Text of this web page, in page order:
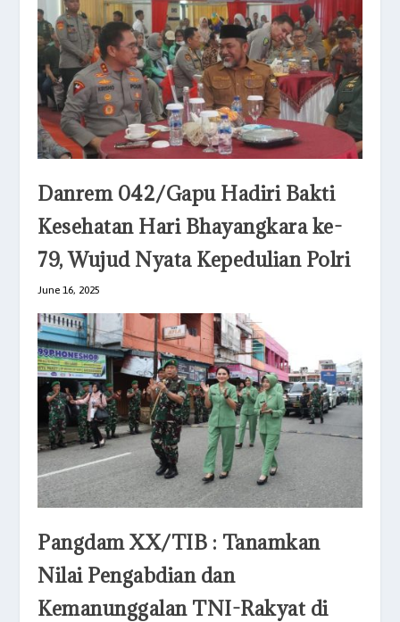
Danrem 042/Gapu Hadiri Bakti
Kesehatan Hari Bhayangkara ke-
79, Wujud Nyata Kepedulian Polri
June 16, 2025
Pangdam XX/TIB : Tanamkan
Nilai Pengabdian dan
Kemanunggalan TNI-Rakyat di